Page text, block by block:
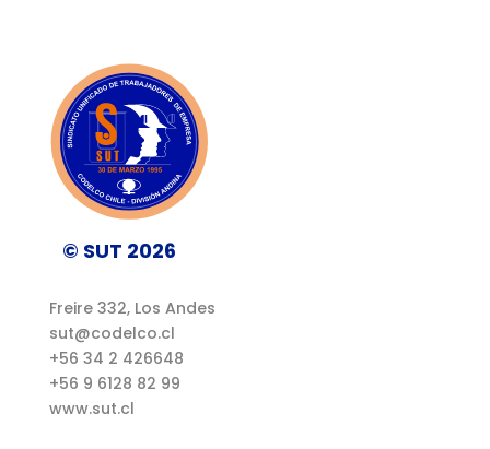
© SUT 2026
Freire 332, Los Andes
sut@codelco.cl
+56 34 2 426648
+56 9 6128 82 99
www.sut.cl